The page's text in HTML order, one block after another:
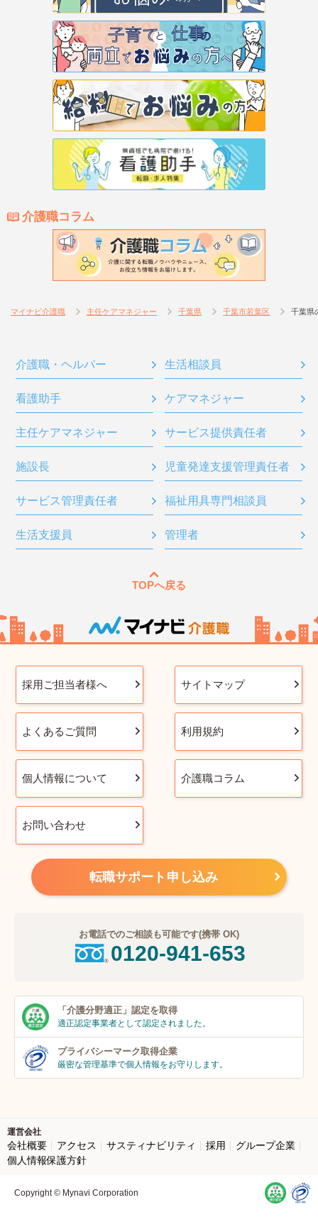
介護職コラム
マイナビ介護職 主任ケアマネジャー 千葉県 千葉市若葉区 千葉県
介護職・ヘルパー 生活相談員
看護助手 ケアマネジャー
主任ケアマネジャー サービス提供責任者
施設長 児童発達支援管理責任者
サービス管理責任者 福祉用具専門相談員
生活支援員 管理者
TOPへ戻る
採用ご担当者様へ サイトマップ
よくあるご質問 利用規約
個人情報について 介護職コラム
お問い合わせ
転職サポート申し込み
お電話でのご相談も可能です(携帯 OK)
0120-941-653
「介護分野適正」 認定を取得
適正認定事業者として認定されました。
プライバシーマーク取得企業
厳密な管理基準で個人情報をお守りします。
運営会社
会社概要 アクセス サスティナビリティ 採用
グループ企業
個人情報保護方針
Copyright © Mynavi Corporation